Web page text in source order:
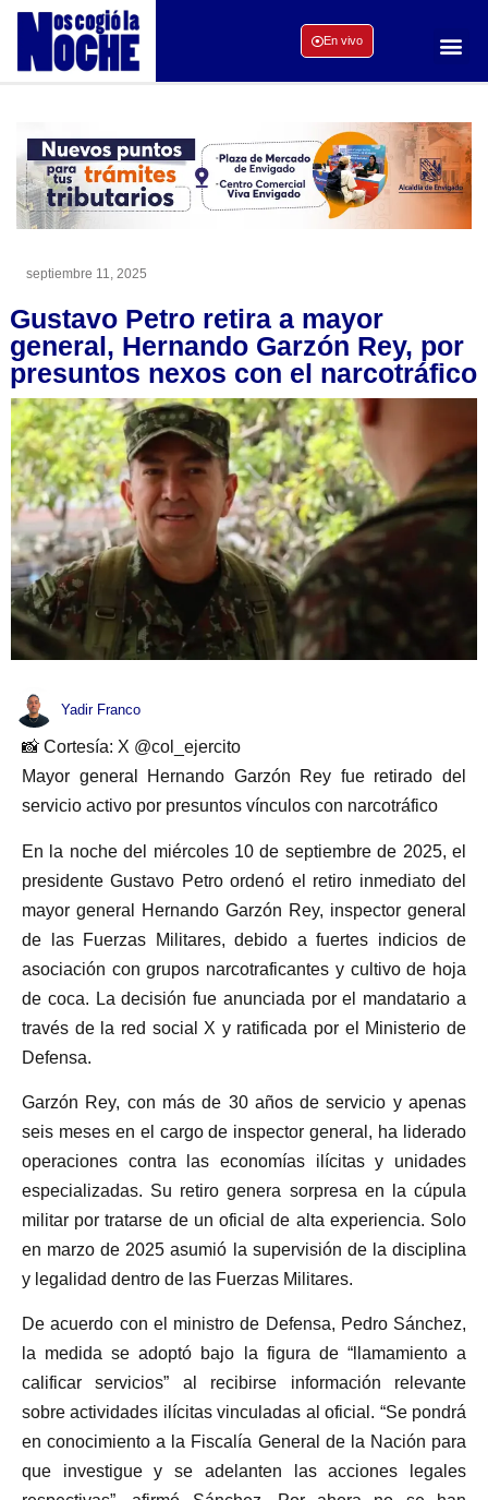
En vivo
septiembre 11, 2025
Gustavo Petro retira a mayor
general, Hernando Garzón Rey, por
presuntos nexos con el narcotráfico
Yadir Franco
📸 Cortesía: X @col_ejercito
Mayor general Hernando Garzón Rey fue retirado del
servicio activo por presuntos vínculos con narcotráfico
En la noche del miércoles 10 de septiembre de 2025, el
presidente Gustavo Petro ordenó el retiro inmediato del
mayor general Hernando Garzón Rey, inspector general
de las Fuerzas Militares, debido a fuertes indicios de
asociación con grupos narcotraficantes y cultivo de hoja
de coca. La decisión fue anunciada por el mandatario a
través de la red social X y ratificada por el Ministerio de
Defensa.
Garzón Rey, con más de 30 años de servicio y apenas
seis meses en el cargo de inspector general, ha liderado
operaciones contra las economías ilícitas y unidades
especializadas. Su retiro genera sorpresa en la cúpula
militar por tratarse de un oficial de alta experiencia. Solo
en marzo de 2025 asumió la supervisión de la disciplina
y legalidad dentro de las Fuerzas Militares.
De acuerdo con el ministro de Defensa, Pedro Sánchez,
la medida se adoptó bajo la figura de “llamamiento a
calificar servicios” al recibirse información relevante
sobre actividades ilícitas vinculadas al oficial. “Se pondrá
en conocimiento a la Fiscalía General de la Nación para
que investigue y se adelanten las acciones legales